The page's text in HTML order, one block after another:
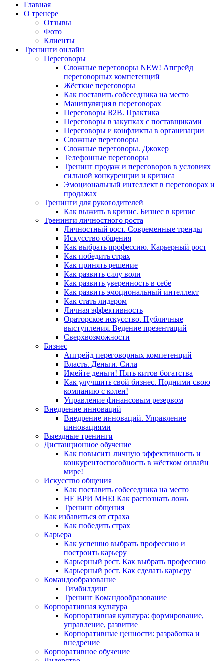
Главная
О тренере
Отзывы
Фото
Клиенты
Тренинги онлайн
Переговоры
Сложные переговоры NEW! Апгрейд
переговорных компетенций
Жёсткие переговоры
Как поставить собеседника на место
Манипуляция в переговорах
Переговоры B2B. Практика
Переговоры в закупках с поставщиками
Переговоры и конфликты в организации
Сложные переговоры
Сложные переговоры. Джокер
Телефонные переговоры
Тренинг продаж и переговоров в условиях
сильной конкуренции и кризиса
Эмоциональный интеллект в переговорах и
продажах
Тренинги для руководителей
Как выжить в кризис. Бизнес в кризис
Тренинги личностного роста
Личностный рост. Современные тренды
Искусство общения
Как выбрать профессию. Карьерный рост
Как победить страх
Как принять решение
Как развить силу воли
Как развить уверенность в себе
Как развить эмоциональный интеллект
Как стать лидером
Личная эффективность
Ораторское искусство. Публичные
выступления. Ведение презентаций
Сверхвозможности
Бизнес
Апгрейд переговорных компетенций
Власть. Деньги. Сила
Имейте деньги! Пять китов богатства
Как улучшить свой бизнес. Подними свою
компанию с колен!
Управление финансовым резервом
Внедрение инноваций
Внедрение инноваций. Управление
инновациями
Выездные тренинги
Дистанционное обучение
Как повысить личную эффективность и
конкурентоспособность в жёстком онлайн
мире!
Искусство общения
Как поставить собеседника на место
НЕ ВРИ МНЕ! Как распознать ложь
Тренинг общения
Как избавиться от страха
Как победить страх
Карьера
Как успешно выбрать профессию и
построить карьеру
Карьерный рост. Как выбрать профессию
Карьерный рост. Как сделать карьеру
Командообразование
Тимбилдинг
Тренинг Командообразование
Корпоративная культура
Корпоративная культура: формирование,
управление, развитие
Корпоративные ценности: разработка и
внедрение
Корпоративное обучение